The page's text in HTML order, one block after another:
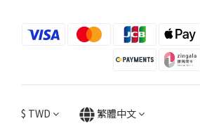
$ TWD 繁體中文